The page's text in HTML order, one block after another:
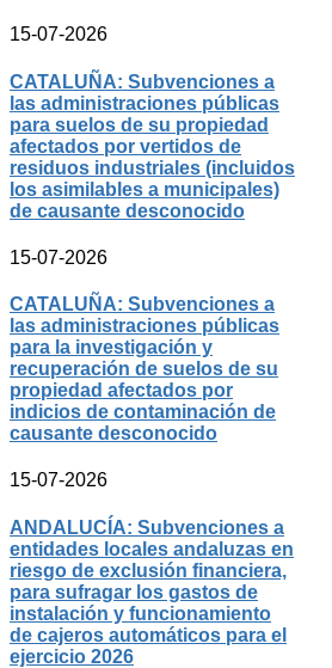
15-07-2026
CATALUÑA: Subvenciones a
las administraciones públicas
para suelos de su propiedad
afectados por vertidos de
residuos industriales (incluidos
los asimilables a municipales)
de causante desconocido
15-07-2026
CATALUÑA: Subvenciones a
las administraciones públicas
para la investigación y
recuperación de suelos de su
propiedad afectados por
indicios de contaminación de
causante desconocido
15-07-2026
ANDALUCÍA: Subvenciones a
entidades locales andaluzas en
riesgo de exclusión financiera,
para sufragar los gastos de
instalación y funcionamiento
de cajeros automáticos para el
ejercicio 2026